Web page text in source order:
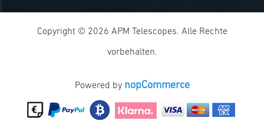
Copyright © 2026 APM Telescopes. Alle Rechte
vorbehalten.
Powered by nopCommerce